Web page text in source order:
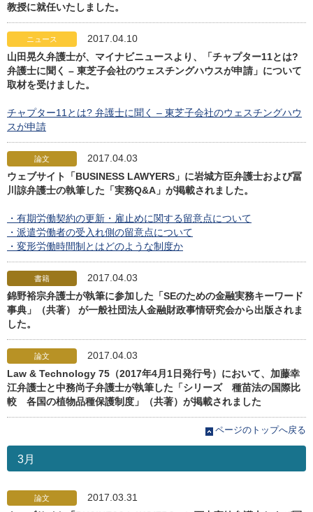
教授に就任いたしました。
ニュース
2017.04.10
山田晃久弁護士が、マイナビニュースより、「チャプター11とは?
弁護士に聞く – 東芝子会社のウェスチングハウスが申請」について
取材を受けました。
チャプター11とは? 弁護士に聞く – 東芝子会社のウェスチングハウ
スが申請
論文
2017.04.03
ウェブサイト「BUSINESS LAWYERS」に岩城方臣弁護士および冨
川諒弁護士の執筆した「実務Q&A」が掲載されました。
・有期労働契約の更新・雇止めに関する留意点について
・派遣労働者の受入れ側の留意点について
・変形労働時間制とはどのような制度か
書籍
2017.04.03
錦野裕宗弁護士が執筆に参加した「SEのための金融実務キーワード
事典」（共著） が一般社団法人金融財政事情研究会から出版されま
した。
論文
2017.04.03
Law & Technology 75（2017年4月1日発行号）において、加藤幸
江弁護士と中務尚子弁護士が執筆した「シリーズ 種苗法の国際比
較 各国の植物品種保護制度」（共著）が掲載されました
ページのトップへ戻る
3月
論文
2017.03.31